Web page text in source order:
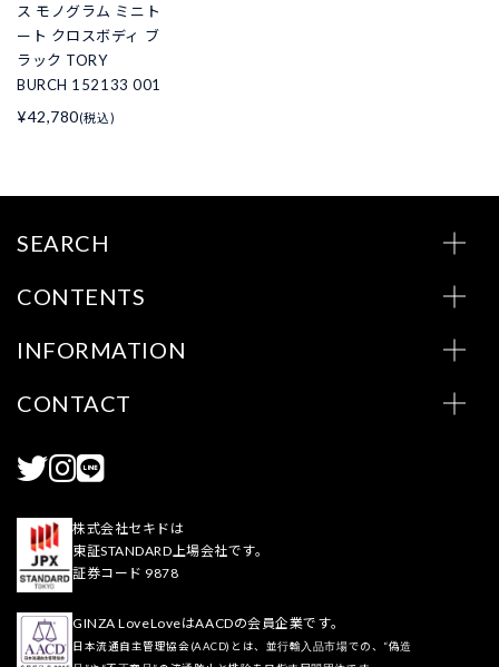
ス モノグラム ミニト
ート クロスボディ ブ
ラック TORY
BURCH 152133 001
¥42,780(税込)
SEARCH
CONTENTS
INFORMATION
CONTACT
株式会社セキドは
東証STANDARD上場会社です。
証券コード 9878
GINZA LoveLoveはAACDの会員企業です。
日本流通自主管理協会(AACD)とは、並行輸入品市場での、“偽造